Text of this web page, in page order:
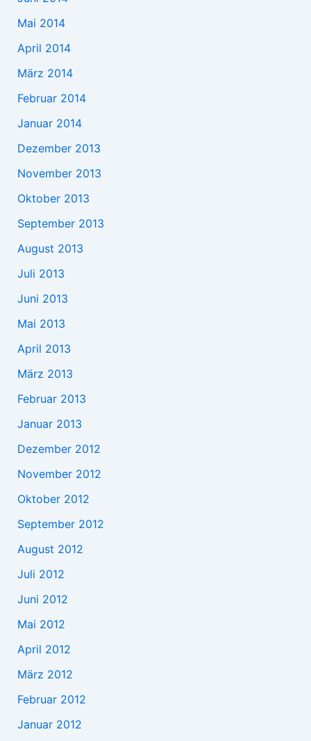
Mai 2014
April 2014
März 2014
Februar 2014
Januar 2014
Dezember 2013
November 2013
Oktober 2013
September 2013
August 2013
Juli 2013
Juni 2013
Mai 2013
April 2013
März 2013
Februar 2013
Januar 2013
Dezember 2012
November 2012
Oktober 2012
September 2012
August 2012
Juli 2012
Juni 2012
Mai 2012
April 2012
März 2012
Februar 2012
Januar 2012